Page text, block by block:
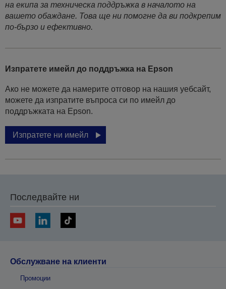
на екипа за техническа поддръжка в началото на
вашето обаждане. Това ще ни помогне да ви подкрепим
по-бързо и ефективно.
Изпратете имейл до поддръжка на Epson
Ако не можете да намерите отговор на нашия уебсайт,
можете да изпратите въпроса си по имейл до
поддръжката на Epson.
Изпратете ни имейл
Последвайте ни
Обслужване на клиенти
Промоции